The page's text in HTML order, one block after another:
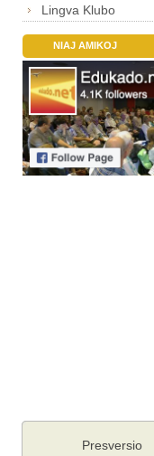
Lingva Klubo
NIAJ AMIKOJ
Presversio